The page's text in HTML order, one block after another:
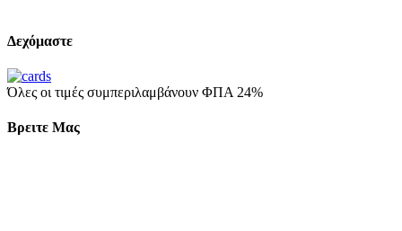
Δεχόμαστε
Όλες οι τιμές συμπεριλαμβάνουν ΦΠΑ 24%
Βρειτε Μας